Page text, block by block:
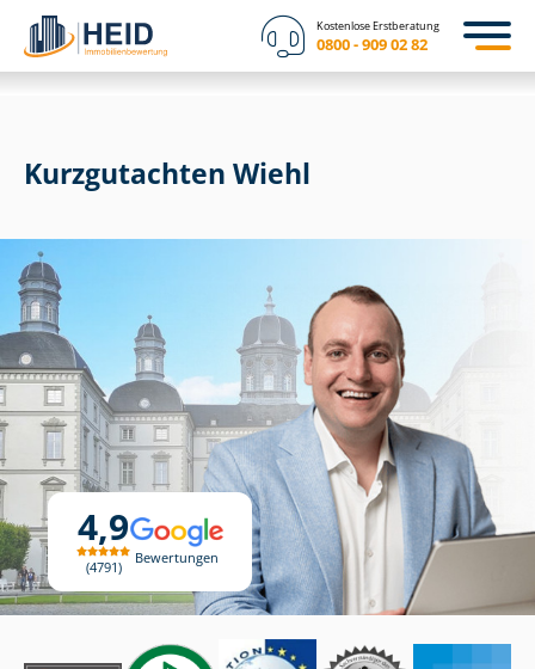
Kostenlose Erstberatung
0800 - 909 02 82
4,9
4791
Bewertungen
Kurzgutachten Wiehl